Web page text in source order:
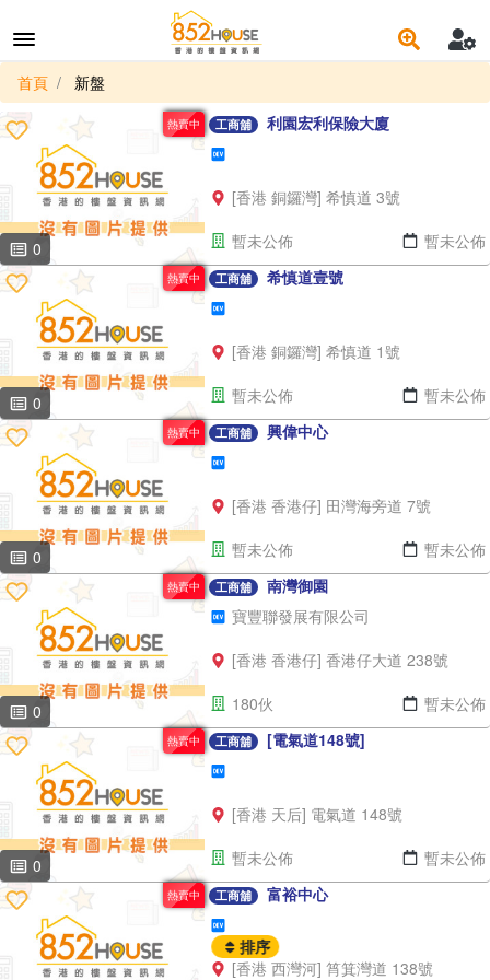
首頁 新盤
熱賣中
0
工商舖 利園宏利保險大廈
[香港 銅鑼灣] 希慎道 3號
暫未公佈
暫未公佈
熱賣中
0
工商舖 希慎道壹號
[香港 銅鑼灣] 希慎道 1號
暫未公佈
暫未公佈
熱賣中
0
工商舖 興偉中心
[香港 香港仔] 田灣海旁道 7號
暫未公佈
暫未公佈
熱賣中
0
工商舖
南灣御園
寶豐聯發展有限公司
[香港 香港仔] 香港仔大道 238號
180伙
暫未公佈
熱賣中
0
工商舖 [電氣道148號]
[香港 天后] 電氣道 148號
暫未公佈
暫未公佈
熱賣中 工商舖 富裕中心
[香港 西灣河] 筲箕灣道 138號
排序